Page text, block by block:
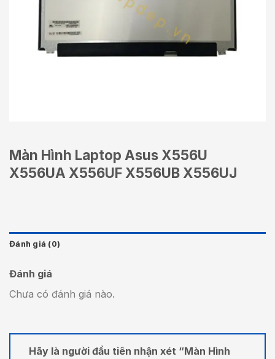
Màn Hình Laptop Asus X556U
X556UA X556UF X556UB X556UJ
Đánh giá (0)
Đánh giá
Chưa có đánh giá nào.
Hãy là người đầu tiên nhận xét “Màn Hình